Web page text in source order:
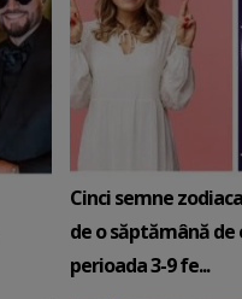
Cinci semne
de o săptămână de
perioada 3-9 fe...